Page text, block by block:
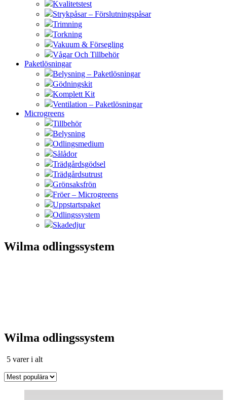
Kvalitetstest
Strykpåsar – Förslutningspåsar
Trimning
Torkning
Vakuum & Försegling
Vågar Och Tillbehör
Paketlösningar
Belysning – Paketlösningar
Gödningskit
Komplett Kit
Ventilation – Paketlösningar
Microgreens
Tillbehör
Belysning
Odlingsmedium
Sålådor
Trädgårdsgödsel
Trädgårdsutrust
Grönsaksfrön
Fröer – Microgreens
Uppstartspaket
Odlingssystem
Skadedjur
Wilma odlingssystem
Wilma odlingssystem
5 varer i altSortera
popularitet